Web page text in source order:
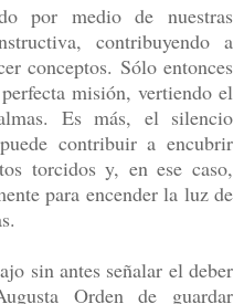
por medio de nuestras
contribuyendo a
conceptos. Sólo entonces
misión, vertiendo el
Es más, el silencio
contribuir a encubrir
torcidos y, en ese caso,
para encender la luz de
sin antes señalar el deber
Orden de guardar